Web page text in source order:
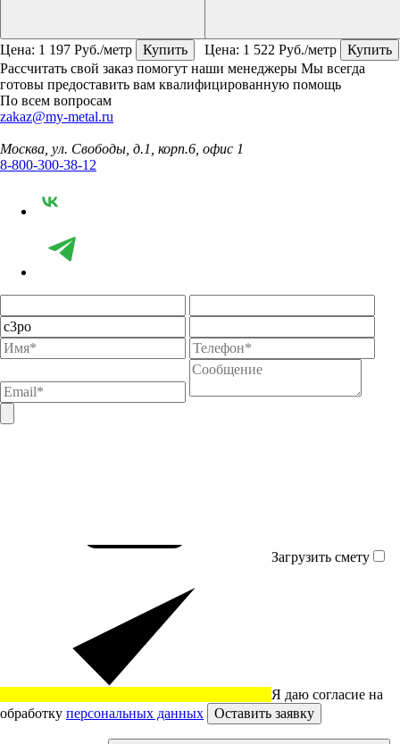
Цена: 1 197 Руб./метр Купить Цена: 1 522 Руб./метр
Купить
Рассчитать свой заказ помогут наши менеджеры Мы всегда
готовы предоставить вам квалифицированную помощь
По всем вопросам
zakaz@my-metal.ru
Москва, ул. Свободы, д.1, корп.6, офис 1
8-800-300-38-12
Загрузить смету
Я даю согласие на
обработку персональных данных Оставить заявку